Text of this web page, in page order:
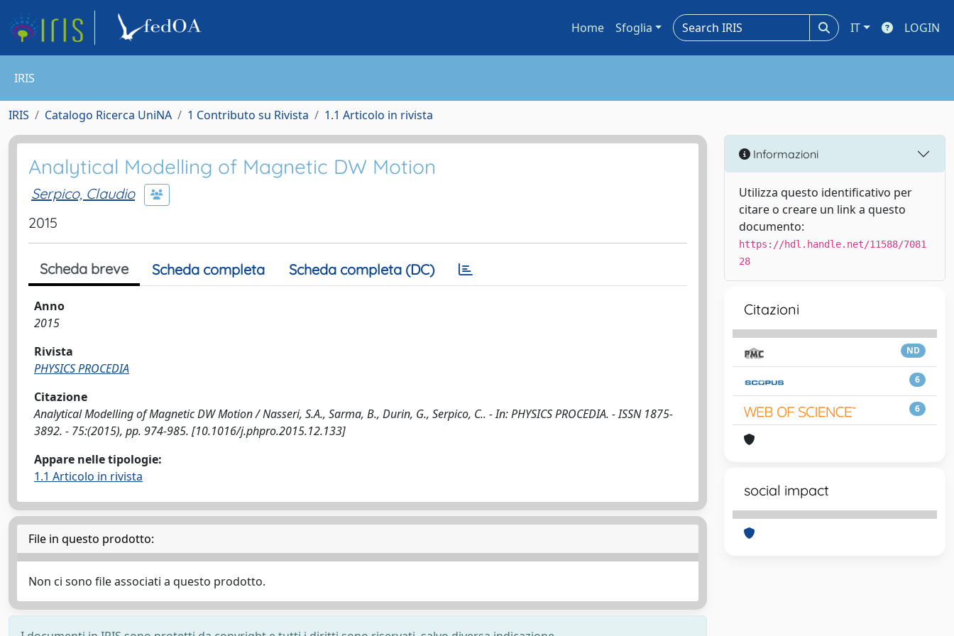
Home Sfoglia IT LOGIN
IRIS
IRIS Catalogo Ricerca UniNA 1 Contributo su Rivista 1.1 Articolo in rivista
Analytical Modelling of Magnetic DW Motion
Serpico, Claudio
2015
Scheda breve Scheda completa Scheda completa (DC)
Anno
2015
Rivista
PHYSICS PROCEDIA
Citazione
Analytical Modelling of Magnetic DW Motion / Nasseri, S.A., Sarma, B., Durin, G., Serpico, C.. - In: PHYSICS PROCEDIA. - ISSN 1875-
3892. - 75:(2015), pp. 974-985. [10.1016/j.phpro.2015.12.133]
Appare nelle tipologie:
1.1 Articolo in rivista
File in questo prodotto:
Non ci sono file associati a questo prodotto.
Informazioni
Utilizza questo identificativo per
citare o creare un link a questo
documento:
https://hdl.handle.net/11588/7081
28
Citazioni
ND
6
6
social impact